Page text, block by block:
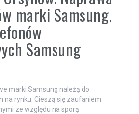
marki Samsung.
Samsung
marki Samsung należą do
na rynku. Cieszą się zaufaniem
ze względu na sporą